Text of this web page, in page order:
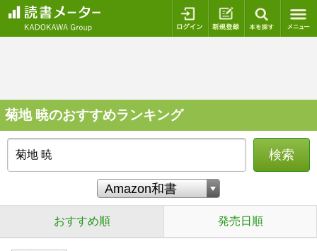
ログイン 新規登録
菊地 暁のおすすめランキング
検索
おすすめ順 発売日順